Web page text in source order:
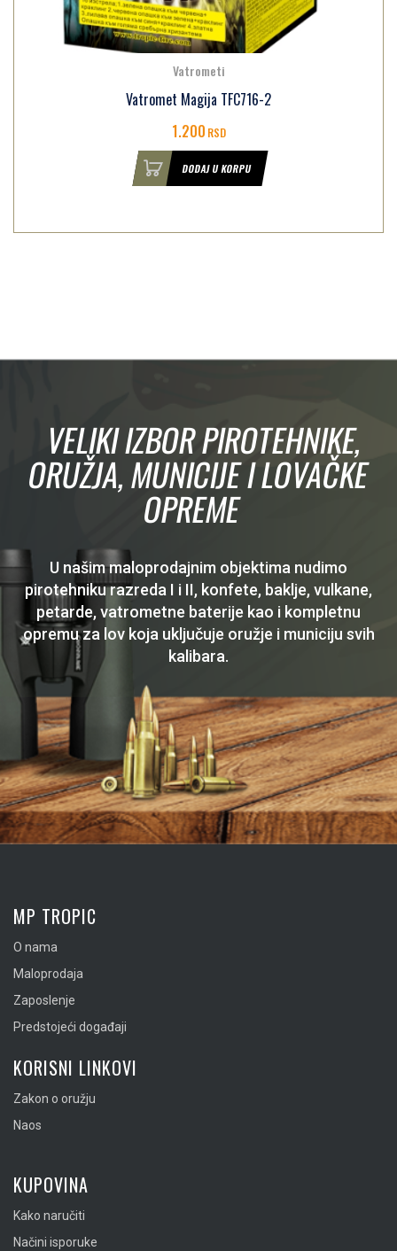
Vatrometi
Vatromet Magija TFC716-2
1.200RSD
DODAJ U KORPU
VELIKI IZBOR PIROTEHNIKE,
ORUŽJA, MUNICIJE I LOVAČKE
OPREME
U našim maloprodajnim objektima nudimo
pirotehniku razreda I i II, konfete, baklje, vulkane,
petarde, vatrometne baterije kao i kompletnu
opremu za lov koja uključuje oružje i municiju svih
kalibara.
MP TROPIC
O nama
Maloprodaja
Zaposlenje
Predstojeći događaji
KORISNI LINKOVI
Zakon o oružju
Naos
KUPOVINA
Kako naručiti
Načini isporuke